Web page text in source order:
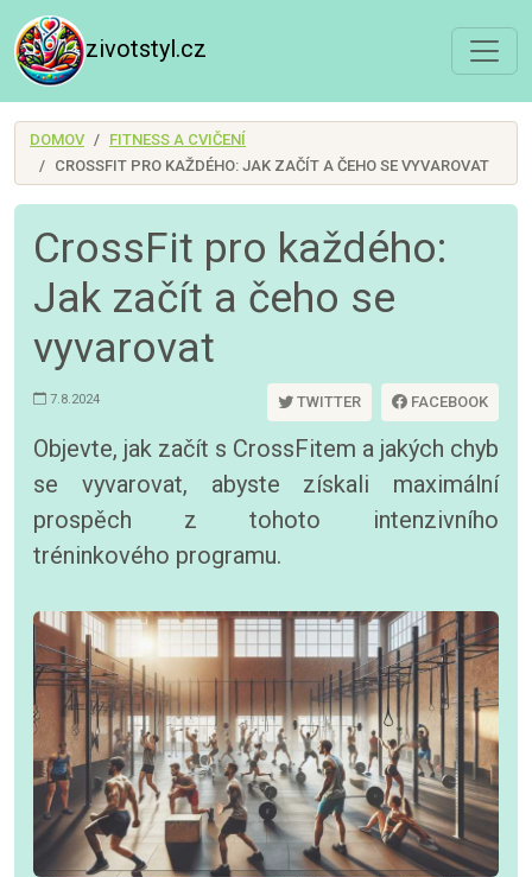
zivotstyl.cz
DOMOV
FITNESS A CVIČENÍ
CROSSFIT PRO KAŽDÉHO: JAK ZAČÍT A ČEHO SE VYVAROVAT
CrossFit pro každého:
Jak začít a čeho se
vyvarovat
7.8.2024 TWITTER FACEBOOK
Objevte, jak začít s CrossFitem a jakých chyb
se vyvarovat, abyste získali maximální
prospěch z tohoto intenzivního
tréninkového programu.